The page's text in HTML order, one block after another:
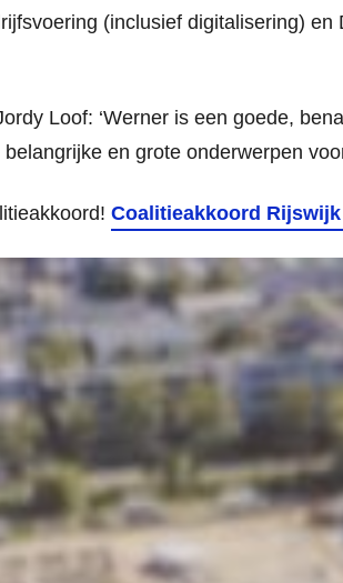
(inclusief digitalisering)
Loof: ‘Werner is een goede,
en grote onderwerpen
Coalitieakkoord Rijswijk